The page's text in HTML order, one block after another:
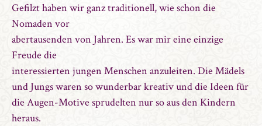
Gefilzt haben wir ganz traditionell, wie schon die
Nomaden vor
abertausenden von Jahren. Es war mir eine einzige
Freude die
interessierten jungen Menschen anzuleiten. Die Mädels
und Jungs waren so wunderbar kreativ und die Ideen für
die Augen-Motive sprudelten nur so aus den Kindern
heraus.